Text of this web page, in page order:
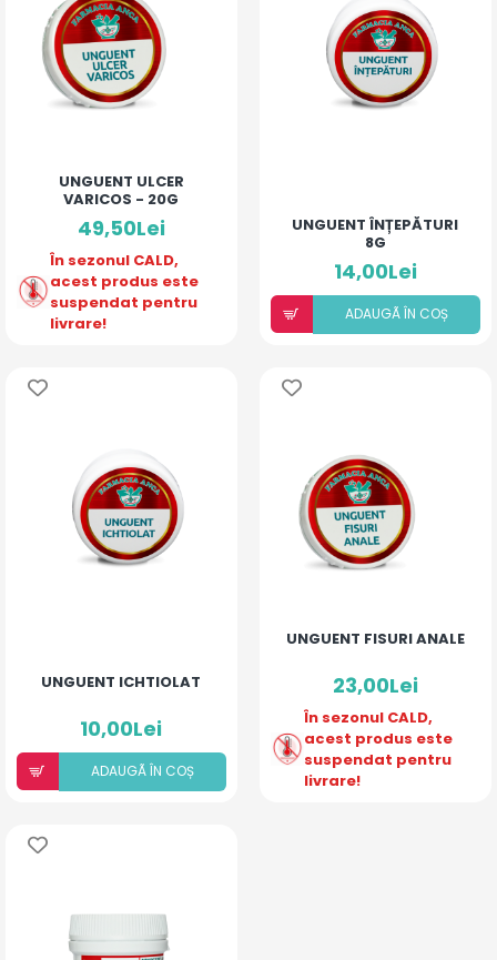
UNGUENT ULCER
VARICOS - 20G
49,50Lei
În sezonul CALD,
acest produs este
suspendat pentru
livrare!
UNGUENT ÎNȚEPĂTURI
8G
14,00Lei
ADAUGÃ ÎN COȘ
UNGUENT ICHTIOLAT
10,00Lei
ADAUGÃ ÎN COȘ
UNGUENT FISURI ANALE
23,00Lei
În sezonul CALD,
acest produs este
suspendat pentru
livrare!